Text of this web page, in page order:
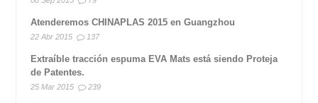
Atenderemos CHINAPLAS 2015 en Guangzhou
22 Abr 2015 137
Extraíble tracción espuma EVA Mats está siendo Proteja
de Patentes.
25 Mar 2015 239